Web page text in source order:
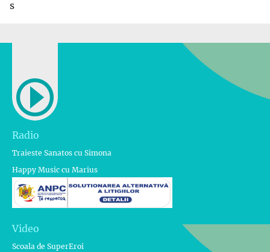
s
Radio
Traieste Sanatos cu Simona
Happy Music cu Marius
Video
Scoala de SuperEroi